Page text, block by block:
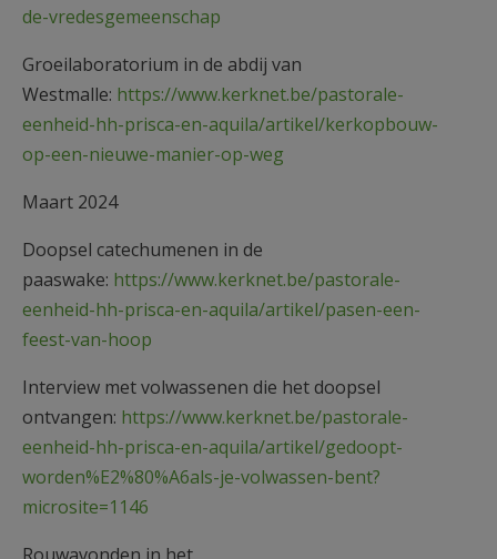
de-vredesgemeenschap
Groeilaboratorium in de abdij van
Westmalle: https://www.kerknet.be/pastorale-
eenheid-hh-prisca-en-aquila/artikel/kerkopbouw-
op-een-nieuwe-manier-op-weg
Maart 2024
Doopsel catechumenen in de
paaswake: https://www.kerknet.be/pastorale-
eenheid-hh-prisca-en-aquila/artikel/pasen-een-
feest-van-hoop
Interview met volwassenen die het doopsel
ontvangen: https://www.kerknet.be/pastorale-
eenheid-hh-prisca-en-aquila/artikel/gedoopt-
worden%E2%80%A6als-je-volwassen-bent?
microsite=1146